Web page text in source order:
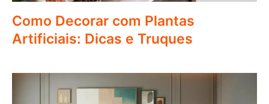
Como Decorar com Plantas
Artificiais: Dicas e Truques